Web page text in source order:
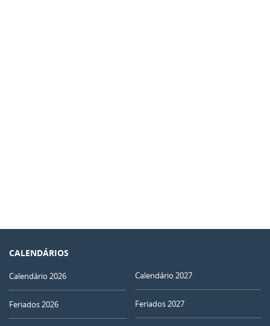
CALENDÁRIOS
Calendário 2026
Feriados 2026
Calendário 2027
Feriados 2027